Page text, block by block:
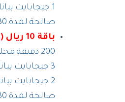
1 جيجابايت بيانات انترنت
صالحة لمدة 30 يوم
باقة 10 ريال (الشهرية) تحتوي على:
200 دقيقة محلية
3 جيجابايت بيانات انترنت
2 جيجابايت بيانات التواصل الاجتماعي اللامحدودة
صالحة لمدة 30 يوم